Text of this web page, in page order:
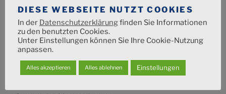
Ground des Montas April
Ground des Monats Februar
DIESE WEBSEITE NUTZT COOKIES
In der Datenschutzerklärungfinden Sie Informationen
zu den benutzten Cookies.
Unter Einstellungen können Sie Ihre Cookie-Nutzung
anpassen.
Alles akzeptieren Alles ablehnen Einstellungen